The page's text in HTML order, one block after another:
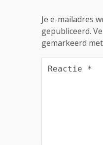
Je e-mailadres
gepubliceerd.
gemarkeerd met